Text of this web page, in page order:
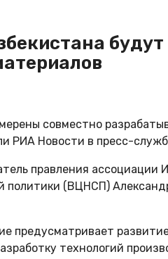
совместно
РИА Новости в пресс-
правления ассоциации
политики (ВЦНСП)
предусматривает
технологий